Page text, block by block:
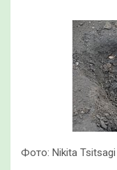
Фото: Nikita